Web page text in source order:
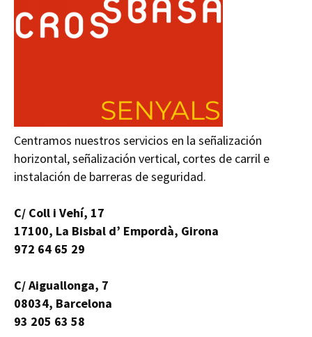
Centramos nuestros servicios en la señalización
horizontal, señalización vertical, cortes de carril e
instalación de barreras de seguridad.
C/ Coll i Vehí, 17
17100, La Bisbal d’ Empordà, Girona
972 64 65 29
C/ Aiguallonga, 7
08034, Barcelona
93 205 63 58